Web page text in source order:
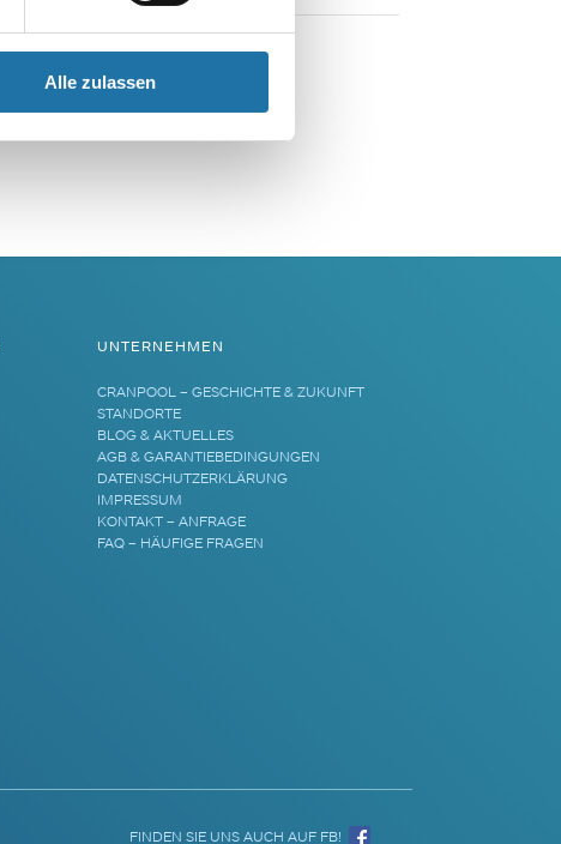
Alle zulassen
UNTERNEHMEN
CRANPOOL – GESCHICHTE & ZUKUNFT
STANDORTE
BLOG & AKTUELLES
AGB & GARANTIEBEDINGUNGEN
DATENSCHUTZERKLÄRUNG
IMPRESSUM
KONTAKT – ANFRAGE
FAQ – HÄUFIGE FRAGEN
FINDEN SIE UNS AUCH AUF FB!